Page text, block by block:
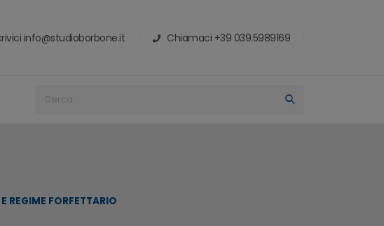
info@studioborbone.it Chiamaci +39 039.5989169
REGIME FORFETTARIO